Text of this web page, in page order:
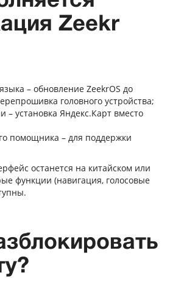
Zeekr
– обновление ZeekrOS до
головного устройства;
– установка Яндекс.Карт вместо
помощника – для поддержки
останется на китайском или
функции (навигация, голосовые